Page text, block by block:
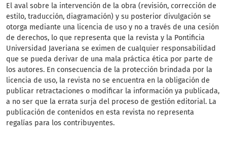
El aval sobre la intervención de la obra (revisión, corrección de
estilo, traducción, diagramación) y su posterior divulgación se
otorga mediante una licencia de uso y no a través de una cesión
de derechos, lo que representa que la revista y la Pontificia
Universidad Javeriana se eximen de cualquier responsabilidad
que se pueda derivar de una mala práctica ética por parte de
los autores. En consecuencia de la protección brindada por la
licencia de uso, la revista no se encuentra en la obligación de
publicar retractaciones o modificar la información ya publicada,
a no ser que la errata surja del proceso de gestión editorial. La
publicación de contenidos en esta revista no representa
regalías para los contribuyentes.